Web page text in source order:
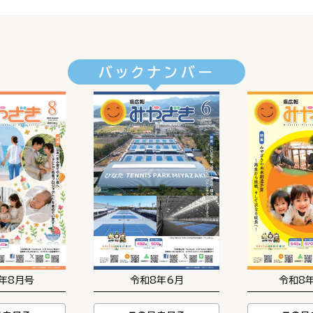
バックナンバー
8月号 令和8年6月 令和8